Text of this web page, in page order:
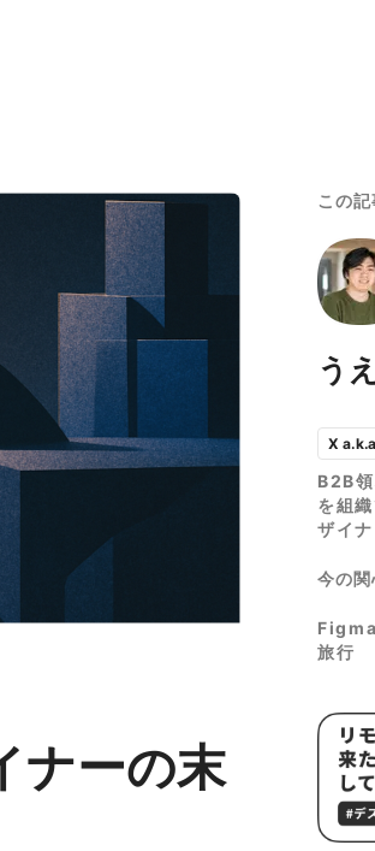
ナーの末
この
う
X
B2B
を組
ザイ
今の
旅行